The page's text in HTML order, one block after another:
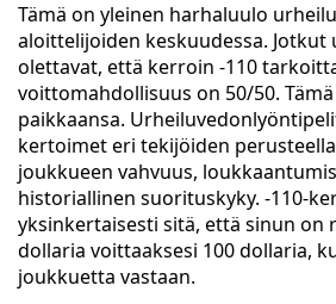
Tämä on yleinen harhaluulo
aloittelijoiden keskuudessa.
olettavat, että kerroin -110
voittomahdollisuus on 50/50.
paikkaansa.
kertoimet eri tekijöiden
joukkueen vahvuus,
historiallinen suorituskyky. -110-
yksinkertaisesti sitä, että sinun on
dollaria voittaaksesi 100 dollaria,
joukkuetta vastaan.